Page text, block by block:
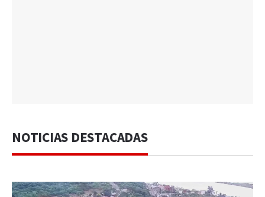
NOTICIAS DESTACADAS